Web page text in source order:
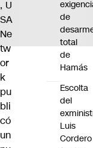
, U
SA
Ne
tw
or
k
pu
bli
có
un
de
total
de
Hamás
Escolta
del
Luis
Cordero